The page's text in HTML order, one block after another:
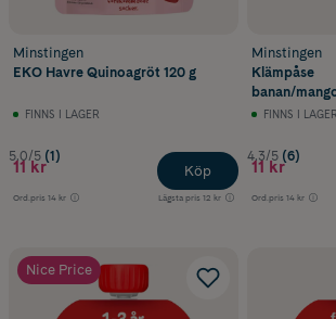
Minstingen
EKO Havre Quinoagröt 120 g
FINNS I LAGER
5.0/5 (1)
11 kr
Ord.pris 14 kr Lägsta pris 12 kr
Köp
Minstingen
Klämpåse
banan/
FINNS I LAGER
4.3/5 (6)
11 kr
Ord.pris 14 kr
Nice Price